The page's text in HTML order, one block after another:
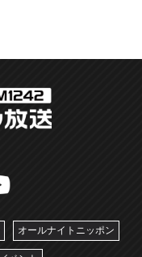
オールナイトニッポン